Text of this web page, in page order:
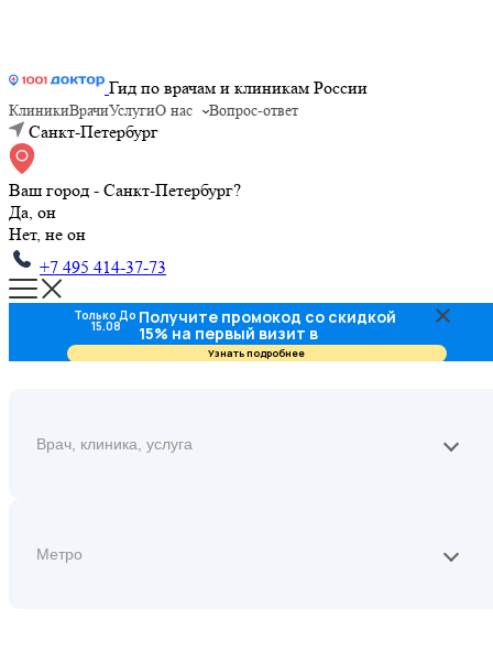
Гид по врачам и клиникам России
КлиникиВрачиУслугиО нас Вопрос-ответ
Санкт-Петербург
Ваш город - Санкт-Петербург?
Да, он
Нет, не он
+7 495 414-37-73
Только До
15.08 Получите промокод со скидкой
15% на первый визит в
стоматологию
Узнать подробнее